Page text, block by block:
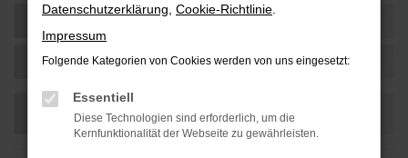
Datenschutzerklärung Cookie-Richtlinie
Impressum
Folgende Kategorien von Cookies werden von uns eingesetzt:
Essentiell
Diese Technologien sind erforderlich, um die
Kernfunktionalität der Webseite zu gewährleisten.